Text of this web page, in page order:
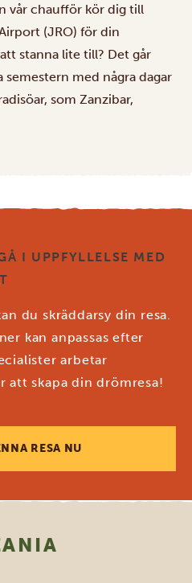
vår chaufför kör dig till
(JRO) för din
stanna lite till? Det går
med några dagar
som Zanzibar,
I UPPFYLLELSE MED
du skräddarsy din resa.
kan anpassas efter
arbetar
att skapa din drömresa!
RESA NU